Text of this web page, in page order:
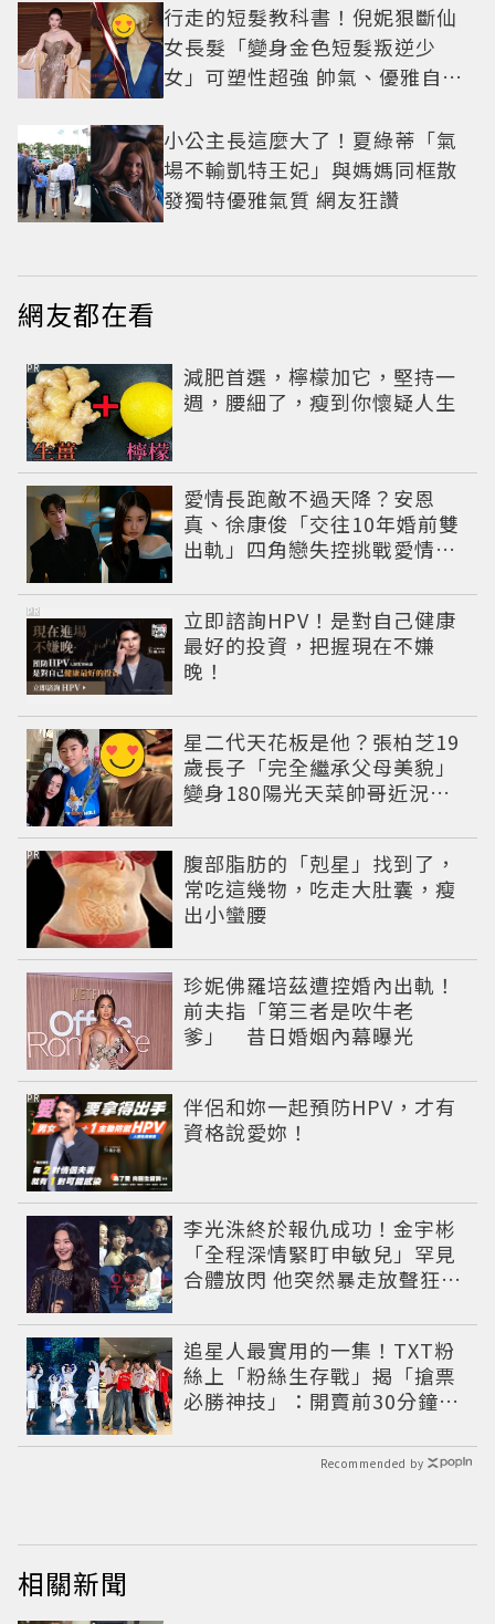
行走的短髮教科書！倪妮狠斷仙
女長髮「變身金色短髮叛逆少
女」可塑性超強 帥氣、優雅自由
小公主長這麼大了！夏綠蒂「氣
場不輸凱特王妃」與媽媽同框散
發獨特優雅氣質 網友狂讚
網友都在看
減肥首選，檸檬加它，堅持一
週，腰細了，瘦到你懷疑人生
PR
愛情長跑敵不過天降？安恩
真、徐康俊「交往10年婚前雙
出軌」四角戀失控挑戰愛情底
立即諮詢HPV！是對自己健康
最好的投資，把握現在不嫌
晚！
PR
星二代天花板是他？張柏芝19
歲長子「完全繼承父母美貌」
變身180陽光天菜帥哥近況曝
腹部脂肪的「剋星」找到了，
常吃這幾物，吃走大肚囊，瘦
出小蠻腰
PR
珍妮佛羅培茲遭控婚內出軌！
前夫指「第三者是吹牛老
爹」 昔日婚姻內幕曝光
伴侶和妳一起預防HPV，才有
資格說愛妳！
PR
李光洙終於報仇成功！金宇彬
「全程深情緊盯申敏兒」罕見
合體放閃 他突然暴走放聲狂吼
追星人最實用的一集！TXT粉
絲上「粉絲生存戰」揭「搶票
必勝神技」：開賣前30分鐘手
Recommended by
相關新聞